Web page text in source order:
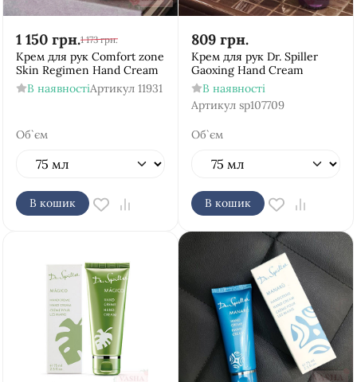
1 150 грн.1 173 грн.
Крем для рук Comfort zone
Skin Regimen Hand Cream
В наявностіАртикул 11931
Об`єм
В кошик
809 грн.
Крем для рук Dr. Spiller
Gaoxing Hand Cream
В наявності
Артикул sp107709
Об`єм
В кошик